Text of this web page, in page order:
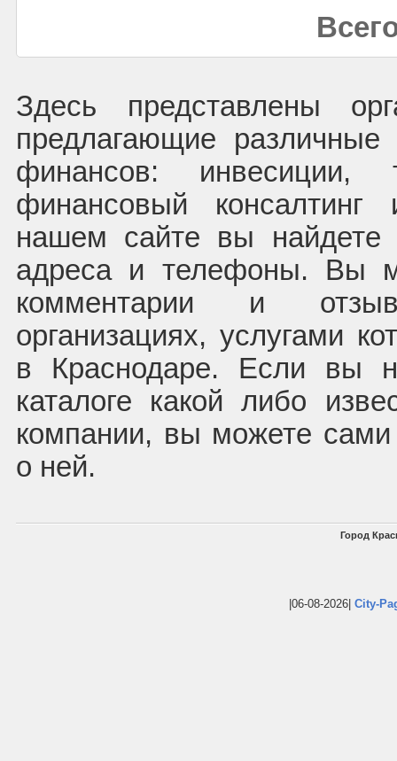
Здесь представлены
предлагающие
финансов: инвесиции,
финансовый
нашем сайте вы найдете
адреса и телефоны. Вы
комментарии и
организациях, услугами
в Краснодаре. Если вы
каталоге какой либо
компании, вы можете
о ней.
Город
|06-08-2026| City-